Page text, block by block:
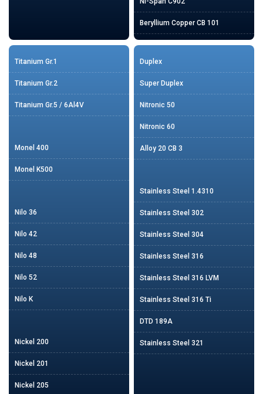
Beryllium Copper CB 101
Titanium Gr.1
Titanium Gr.2
Titanium Gr.5 / 6Al4V
Monel 400
Monel K500
Nilo 36
Nilo 42
Nilo 48
Nilo 52
Nilo K
Nickel 200
Nickel 201
Nickel 205
Duplex
Super Duplex
Nitronic 50
Nitronic 60
Alloy 20 CB 3
Stainless Steel 1.4310
Stainless Steel 302
Stainless Steel 304
Stainless Steel 316
Stainless Steel 316 LVM
Stainless Steel 316 Ti
DTD 189A
Stainless Steel 321